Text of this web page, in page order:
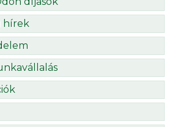
hírek